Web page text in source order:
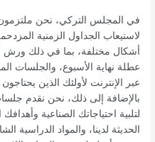
في المجلس التركي، نحن ملتزمون
لاستيعاب الجداول الزمنية
أشكال مختلفة، بما في ذلك ورش
عطلة نهاية الأسبوع، والجلسات
عبر الإنترنت لأولئك الذين
بالإضافة إلى ذلك، نحن نقدم
لتلبية احتياجاتك الصناعية
الحديثة لدينا، والمواد